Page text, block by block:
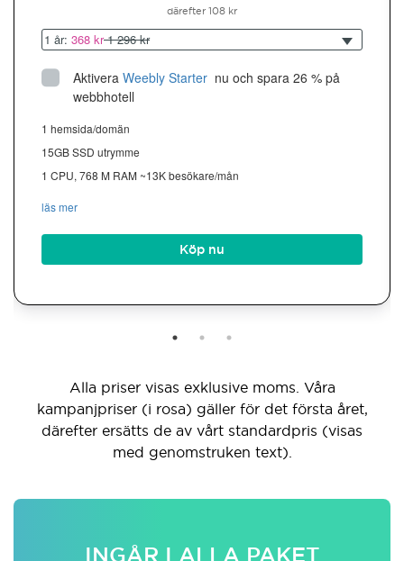
därefter 108 kr
1 år: 368 kr1 296 kr
Aktivera Weebly Starter nu och spara 26 % på
webbhotell
1 hemsida/domän
15GB SSD utrymme
1 CPU, 768 M RAM ~13K besökare/mån
läs mer
Köp nu
Alla priser visas exklusive moms. Våra
kampanjpriser (i rosa) gäller för det första året,
därefter ersätts de av vårt standardpris (visas
med genomstruken text).
INGÅR I ALLA PAKET